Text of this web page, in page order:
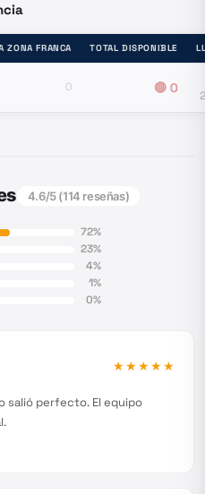
ZONA FRANCA TOTAL DISPONIBLE
0 🔴 0
4.6/5 (114 reseñas)
72%
23%
4%
1%
0%
★★★★★
salió perfecto. El equipo